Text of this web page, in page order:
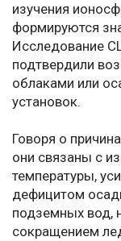
изучения
формируются
Исследование
подтвердили
облаками или
установок.
Говоря о
они связаны с
температуры,
дефицитом
подземных вод,
сокращением